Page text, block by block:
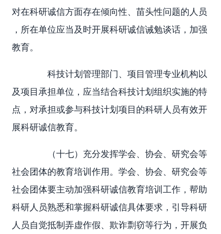
对在科研诚信方面存在倾向性、苗头性问题的人员
，所在单位应当及时开展科研诚信诫勉谈话，加强
教育。
科技计划管理部门、项目管理专业机构以
及项目承担单位，应当结合科技计划组织实施的特
点，对承担或参与科技计划项目的科研人员有效开
展科研诚信教育。
（十七）充分发挥学会、协会、研究会等
社会团体的教育培训作用。学会、协会、研究会等
社会团体要主动加强科研诚信教育培训工作，帮助
科研人员熟悉和掌握科研诚信具体要求，引导科研
人员自觉抵制弄虚作假、欺诈剽窃等行为，开展负